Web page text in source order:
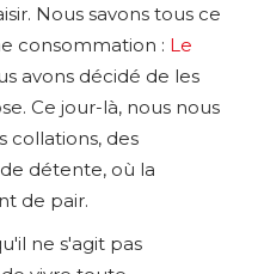
Nous savons tous ce
consommation : Le
avons décidé de les
Ce jour-là, nous nous
collations, des
détente, où la
de pair.
ne s'agit pas